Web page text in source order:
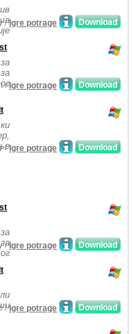
Download
/Igre potrage
Download
/Igre potrage
Download
/Igre potrage
Download
/Igre potrage
Download
/Igre potrage